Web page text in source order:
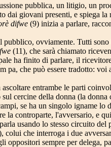
pubblica, un litigio, un
dai giovani presenti, e spiega
difwe(9) inizia a parlare,
ovviamente. Tutti
(11), che sarà chiamato
ha finito di parlare, il
pa, che può essere tradotto:
entrambe le parti
cercine della donna (la
se ha un singolo igname lo
la controparte, l'avversario, e
usando lo stesso circuito
colui che interroga i due
oppositori sempre per delega,